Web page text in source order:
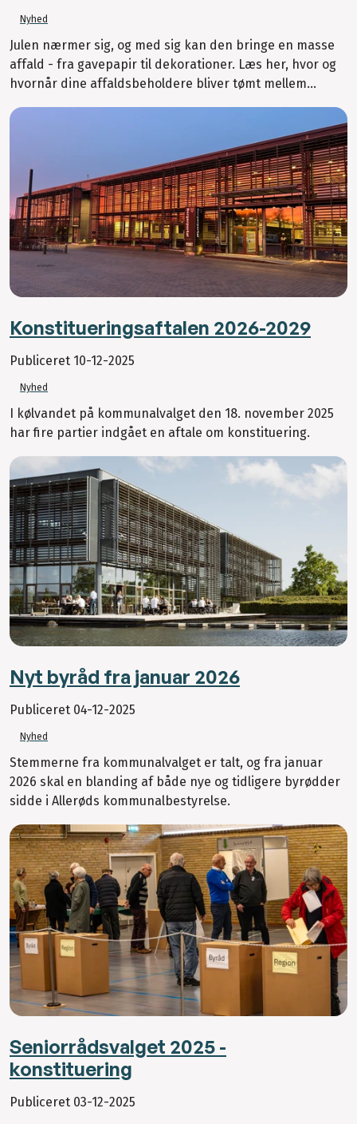
Nyhed
Julen nærmer sig, og med sig kan den bringe en masse
affald - fra gavepapir til dekorationer. Læs her, hvor og
hvornår dine affaldsbeholdere bliver tømt mellem...
Konstitueringsaftalen 2026-2029
Publiceret 10-12-2025
Nyhed
I kølvandet på kommunalvalget den 18. november 2025
har fire partier indgået en aftale om konstituering.
Nyt byråd fra januar 2026
Publiceret 04-12-2025
Nyhed
Stemmerne fra kommunalvalget er talt, og fra januar
2026 skal en blanding af både nye og tidligere byrødder
sidde i Allerøds kommunalbestyrelse.
Seniorrådsvalget 2025 -
konstituering
Publiceret 03-12-2025